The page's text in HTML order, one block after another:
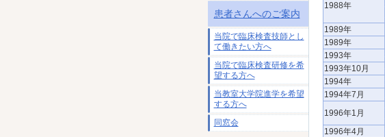
患者さんへのご案内
当院で臨床検査技師とし
て働きたい方へ
当院で臨床検査研修を希
望する方へ
当教室大学院進学を希望
する方へ
同窓会
1988年
1989年
1989年
1993年
1993年10月
1994年
1994年7月
1996年1月
1996年4月